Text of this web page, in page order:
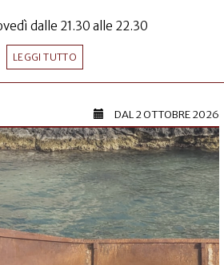
dalle 21.30 alle 22.30
LEGGI TUTTO
DAL2 OTTOBRE 2026